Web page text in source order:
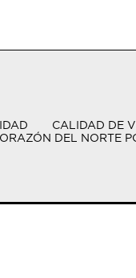
CALIDAD DE
DEL NORTE